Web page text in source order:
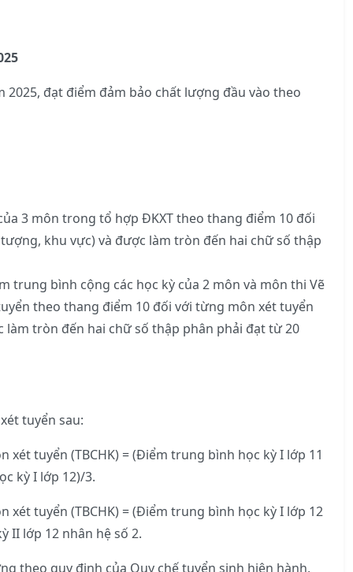
đạt điểm đảm bảo chất lượng đầu vào theo
3 môn trong tổ hợp ĐKXT theo thang điểm 10 đối
khu vực) và được làm tròn đến hai chữ số thập
trung bình cộng các học kỳ của 2 môn và môn thi Vẽ
theo thang điểm 10 đối với từng môn xét tuyển
tròn đến hai chữ số thập phân phải đạt từ 20
tuyển sau:
tuyển (TBCHK) = (Điểm trung bình học kỳ I lớp 11
kỳ I lớp 12)/3.
tuyển (TBCHK) = (Điểm trung bình học kỳ I lớp 12
II lớp 12 nhân hệ số 2.
theo quy định của Quy chế tuyển sinh hiện hành,